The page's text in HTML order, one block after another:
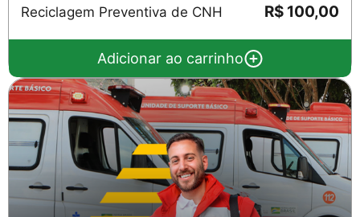
Reciclagem Preventiva de CNH R$ 100,00
Adicionar ao carrinho